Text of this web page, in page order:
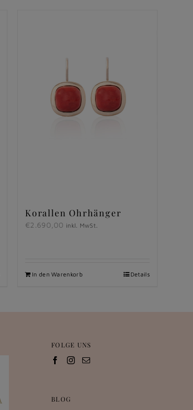
Korallen Ohrhänger
€2.690,00 inkl. MwSt.
In den Warenkorb Details
FOLGE UNS
BLOG